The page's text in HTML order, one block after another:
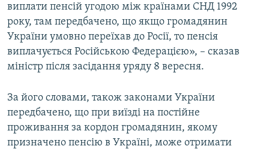
виплати пенсій угодою між країнами СНД 1992
року, там передбачено, що якщо громадянин
України умовно переїхав до Росії, то пенсія
виплачується Російською Федерацією», – сказав
міністр після засідання уряду 8 вересня.
За його словами, також законами України
передбачено, що при виїзді на постійне
проживання за кордон громадянин, якому
призначено пенсію в Україні, може отримати